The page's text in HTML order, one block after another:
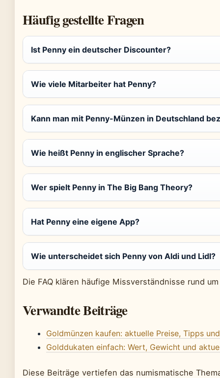
Häufig gestellte Fragen
Ist Penny ein deutscher Discounter?
Wie viele Mitarbeiter hat Penny?
Kann man mit Penny-Münzen in Deutschland
Wie heißt Penny in englischer Sprache?
Wer spielt Penny in The Big Bang Theory?
Hat Penny eine eigene App?
Wie unterscheidet sich Penny von Aldi und Lidl?
Die FAQ klären häufige Missverständnisse rund
Verwandte Beiträge
Goldmünzen kaufen: aktuelle Preise, Tipps
Golddukaten einfach: Wert, Gewicht und
Diese Beiträge vertiefen das numismatische